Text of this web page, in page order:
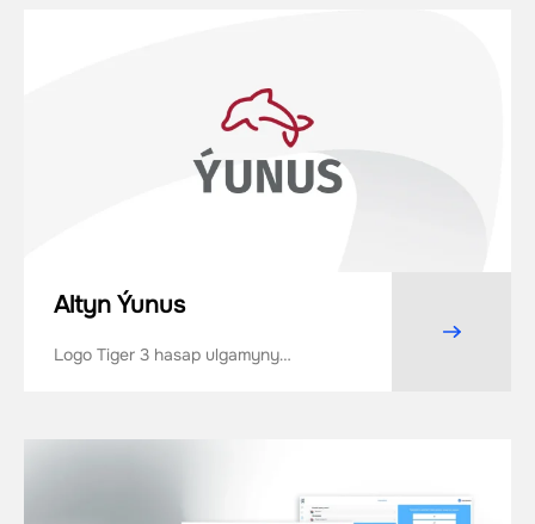
Altyn Ýunus
Logo Tiger 3 hasap ulgamyny